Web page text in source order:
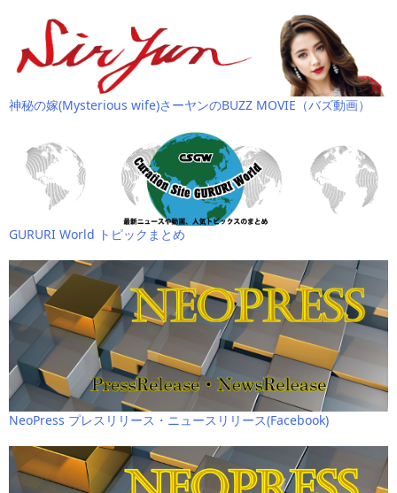
神秘の嫁(Mysterious wife)さーヤンのBUZZ MOVIE（バズ動画）
GURURI World トピックまとめ
NeoPress プレスリリース・ニュースリリース(Facebook)